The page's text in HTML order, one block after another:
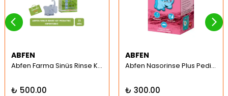
ABFEN
Abfen Farma Sinüs Rinse Kit Pediatrik Hipertonic
₺ 500.00
ABFEN
Abfen Nasorinse Plus Pediatrik Burun Yıkama Kiti
₺ 300.00